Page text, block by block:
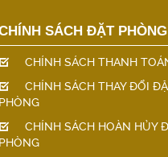
SÁCH ĐẶT PHÒNG
CHÍNH SÁCH THANH
CHÍNH SÁCH THAY ĐỔI
PHÒNG
CHÍNH SÁCH HOÀN HỦY
PHÒNG